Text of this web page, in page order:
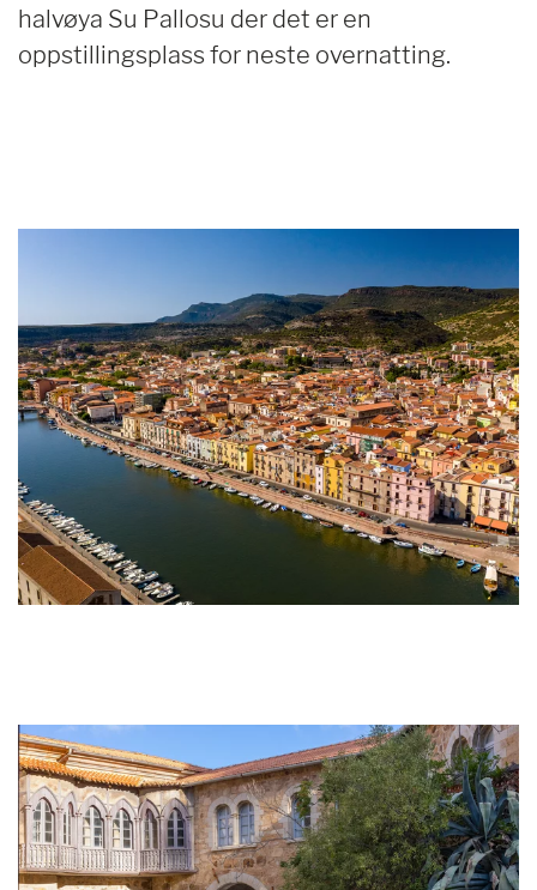
halvøya Su Pallosu der det er en
oppstillingsplass for neste overnatting.